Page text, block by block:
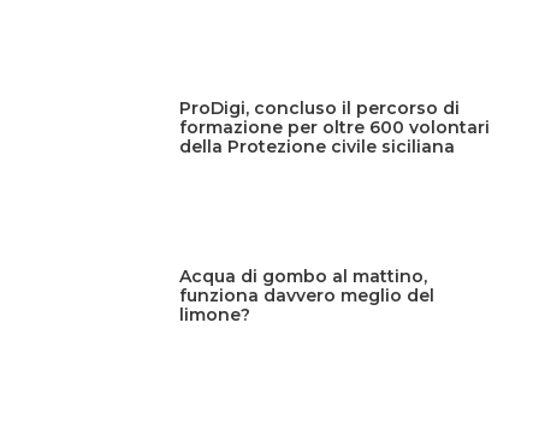
ProDigi, concluso il percorso di
formazione per oltre 600 volontari
della Protezione civile siciliana
Acqua di gombo al mattino,
funziona davvero meglio del
limone?